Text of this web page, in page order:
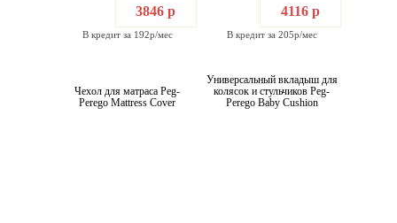
3846 р
В кредит за 192р/мес
4116 р
В кредит за 205р/мес
Чехол для матраса Peg-
Perego Mattress Cover
Универсальный вкладыш для
колясок и стульчиков Peg-
Perego Baby Cushion